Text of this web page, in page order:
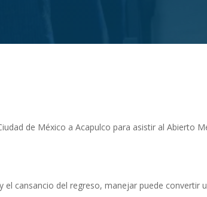
de México a Acapulco para asistir al Abierto
el cansancio del regreso, manejar puede